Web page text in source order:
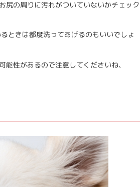
尻の周りに汚れがついていないかチェック
ときは都度洗ってあげるのもいいでしょ
性があるので注意してくださいね、